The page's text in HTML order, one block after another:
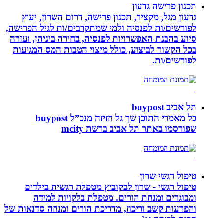
תכנון פרישה גדעון
גדעון מגל, מקציר, תכנון פרישה, דרום השרון, יעוץ
לפורשים/ות לפנסיה ולמי שמתקרבים/ות לגיל הפרישה,
סיוע בהבנת האפשרויות לפנסיה, בחירה ביניהן, ועזרה
בכל הקשור לביצוע, כולל מיצוי הטבות המס המגיעות
לפורשים/ות.
תל אביב buypost
כל מאמרי התוכן שך גל חזיזה מנכ”ל buypost
שפורסמו באתר תל אביב ברשת mcity
טיפול רגשי שרון
טיפול רגשי - שרון לבקוביץ מטפלת רגשית בילדים
ומבוגרים ומנחת הורים. מטפלת בלקויות למידה
והפרעות קשב וריכוז, מדריכת הורים ומנחה סדנאות של